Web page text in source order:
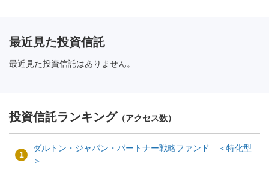
最近見た投資信託
最近見た投資信託はありません。
投資信託ランキング （アクセス数）
1
ダルトン・ジャパン・パートナー戦略ファンド ＜特化型
＞